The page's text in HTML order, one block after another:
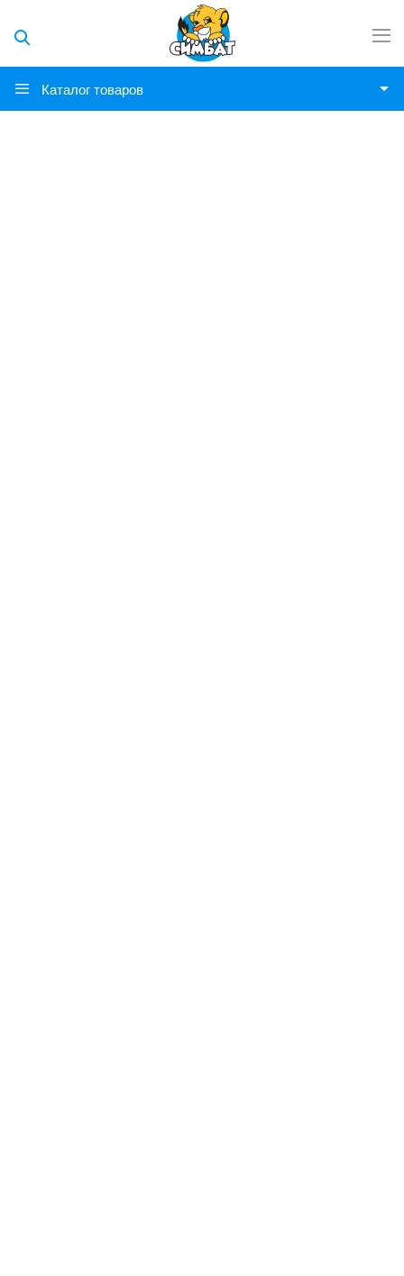
Каталог товаров